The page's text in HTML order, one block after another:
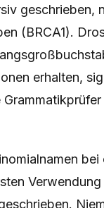
geschrieben,
(BRCA1).
erhalten,